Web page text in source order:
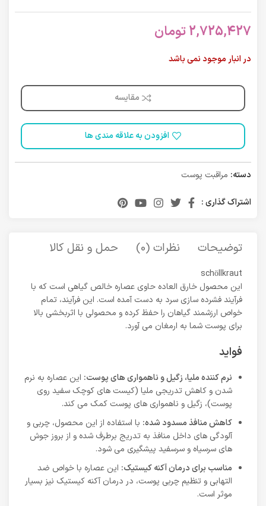
2,725,427تومان
در انبار موجود نمی باشد
مقایسه
افزودن به علاقه مندی ها
دسته: مراقبت پوست
اشتراک گذاری :
توضیحات نظرات (0) حمل و نقل کالا
schöllkraut
این محصول خارق العاده حاوی عصاره خالص گیاهی است که با
فرآیند فشرده سازی سرد به دست آمده است. این فرآیند، تمام
خواص ارزشمند گیاهان را حفظ کرده و محصولی با اثربخشی بالا
برای پوست شما به ارمغان می آورد.
فواید
نرم کننده ملیا، زگیل و ناهمواری های پوست: این عصاره به نرم
شدن و کاهش تدریجی ملیا (کیست های کوچک سفید روی
پوست)، زگیل و ناهمواری های پوست کمک می کند.
کاهش منافذ مسدود شده: با استفاده از این محصول، چربی و
آلودگی های داخل منافذ به تدریج برطرف شده و از بروز جوش
های سرسیاه و سرسفید پیشگیری می شود.
مناسب برای درمان آکنه کیستیک: این عصاره با خواص ضد
التهابی و تنظیم چربی پوست، در درمان آکنه کیستیک نیز بسیار
موثر است.